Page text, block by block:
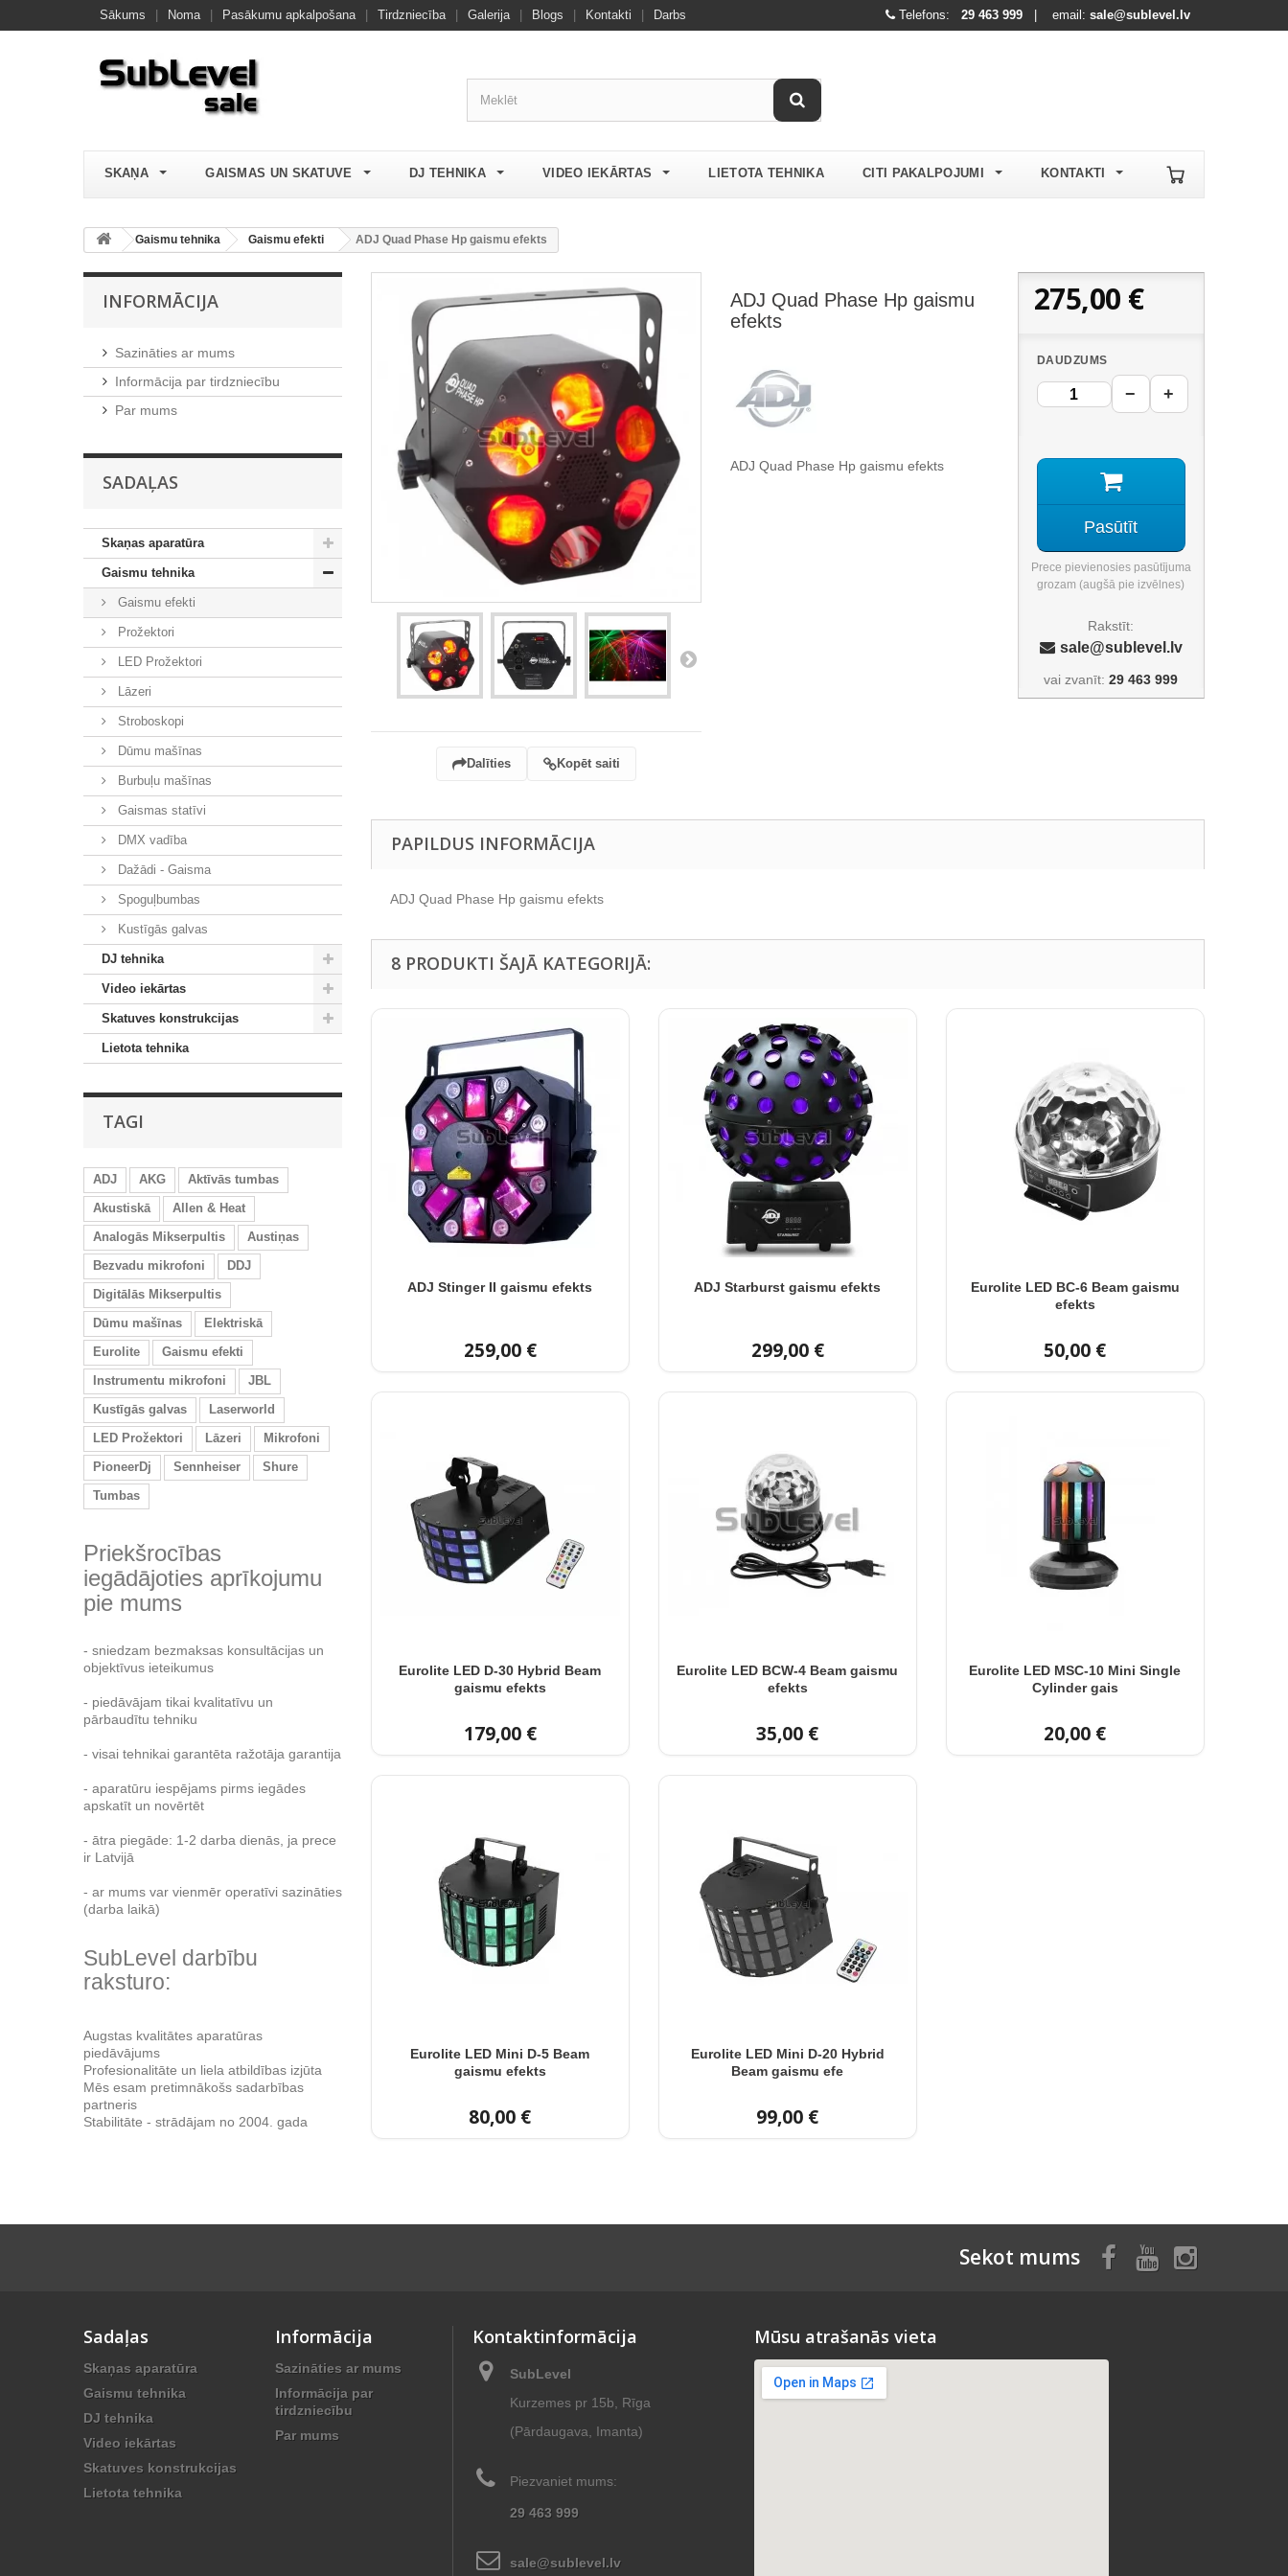
Sākums Noma Pasākumu apkalpošana Tirdzniecība Galerija Blogs Kontakti Darbs Telefons: 29 463 999 | email: sale@sublevel.lv
SKAŅA GAISMAS UN SKATUVE DJ TEHNIKA VIDEO IEKĀRTAS LIETOTA TEHNIKA CITI PAKALPOJUMI KONTAKTI
Gaismu tehnika Gaismu efekti ADJ Quad Phase Hp gaismu efekts
INFORMĀCIJA
Sazināties ar mums
Informācija par tirdzniecību
Par mums
SADAĻAS
Skaņas aparatūra
Gaismu tehnika
Gaismu efekti
Prožektori
LED Prožektori
Lāzeri
Stroboskopi
Dūmu mašīnas
Burbuļu mašīnas
Gaismas statīvi
DMX vadība
Dažādi - Gaisma
Spoguļbumbas
Kustīgās galvas
DJ tehnika
Video iekārtas
Skatuves konstrukcijas
Lietota tehnika
TAGI
ADJ AKG
Aktīvās tumbas
Akustiskā
Allen & Heat
Analogās Mikserpultis
Austiņas
Bezvadu mikrofoni
DDJ
Digitālās Mikserpultis
Dūmu mašīnas
Elektriskā
Eurolite
Gaismu efekti
Instrumentu mikrofoni
JBL
Kustīgās galvas
Laserworld
LED Prožektori
Lāzeri
Mikrofoni
PioneerDj
Sennheiser
Shure
Tumbas
Priekšrocības
iegādājoties aprīkojumu
pie mums
- sniedzam bezmaksas konsultācijas un
objektīvus ieteikumus
- piedāvājam tikai kvalitatīvu un
pārbaudītu tehniku
- visai tehnikai garantēta ražotāja garantija
- aparatūru iespējams pirms iegādes
apskatīt un novērtēt
- ātra piegāde: 1-2 darba dienās, ja prece
ir Latvijā
- ar mums var vienmēr operatīvi sazināties
(darba laikā)
SubLevel darbību
raksturo:
Augstas kvalitātes aparatūras
piedāvājums
Profesionalitāte un liela atbildības izjūta
Mēs esam pretimnākošs sadarbības
partneris
Stabilitāte - strādājam no 2004. gada
Dalīties Kopēt saiti
ADJ Quad Phase Hp gaismu
efekts
ADJ Quad Phase Hp gaismu efekts
275,00 €
DAUDZUMS
− +
Pasūtīt
Prece pievienosies pasūtījuma
grozam (augšā pie izvēlnes)
Rakstīt:
sale@sublevel.lv
vai zvanīt:29 463 999
PAPILDUS INFORMĀCIJA
ADJ Quad Phase Hp gaismu efekts
8 PRODUKTI ŠAJĀ KATEGORIJĀ:
ADJ Stinger II gaismu efekts
259,00 €
ADJ Starburst gaismu efekts
299,00 €
Eurolite LED BC-6 Beam gaismu
efekts
50,00 €
Eurolite LED D-30 Hybrid Beam
gaismu efekts
179,00 €
Eurolite LED BCW-4 Beam gaismu
efekts
35,00 €
Eurolite LED MSC-10 Mini Single
Cylinder gais
20,00 €
Eurolite LED Mini D-5 Beam
gaismu efekts
80,00 €
Eurolite LED Mini D-20 Hybrid
Beam gaismu efe
99,00 €
Sekot mums
Sadaļas
Skaņas aparatūra
Gaismu tehnika
DJ tehnika
Video iekārtas
Skatuves konstrukcijas
Lietota tehnika
Informācija
Sazināties ar mums
Informācija par
tirdzniecību
Par mums
Kontaktinformācija
SubLevel
Kurzemes pr 15b, Rīga
(Pārdaugava, Imanta)
Piezvaniet mums:
29 463 999
sale@sublevel.lv
Mūsu atrašanās vieta